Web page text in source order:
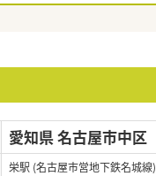
愛知県 名古屋市中区
栄駅 (名古屋市営地下鉄名城線)